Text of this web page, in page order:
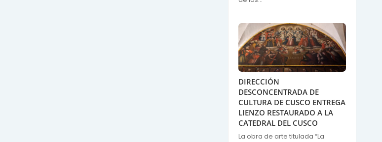
DIRECCIÓN
DESCONCENTRADA DE
CULTURA DE CUSCO ENTREGA
LIENZO RESTAURADO A LA
CATEDRAL DEL CUSCO
La obra de arte titulada “La